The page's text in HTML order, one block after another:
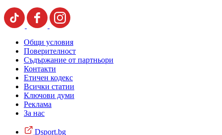
Общи условия
Поверителност
Съдържание от партньори
Контакти
Етичен кодекс
Всички статии
Ключови думи
Реклама
За нас
Dsport.bg